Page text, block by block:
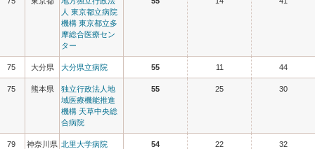
人 東京都立病院
機構 東京都立多
摩総合医療セン
ター
75 大分県 大分県立病院 55 11 44
75 熊本県
独立行政法人地
域医療機能推進
機構 天草中央総
合病院
55 25 30
79 神奈川県 北里大学病院 54 22 32